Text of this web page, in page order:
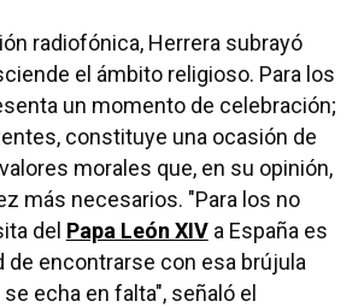
radiofónica, Herrera subrayó
el ámbito religioso. Para los
un momento de celebración;
constituye una ocasión de
morales que, en su opinión,
más necesarios. "Para los no
del Papa León XIVa España es
de encontrarse con esa brújula
echa en falta", señaló el